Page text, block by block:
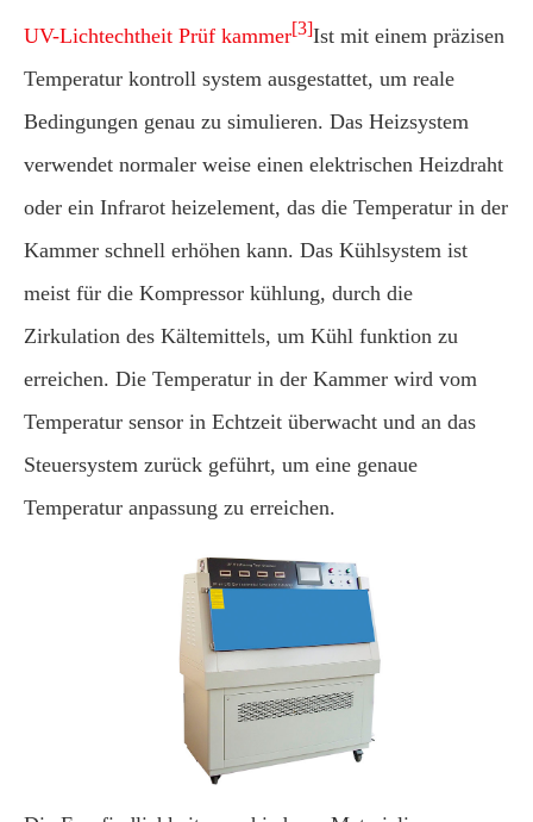
UV-Lichtechtheit Prüf kammer[3]Ist mit einem präzisen
Temperatur kontroll system ausgestattet, um reale
Bedingungen genau zu simulieren. Das Heizsystem
verwendet normaler weise einen elektrischen Heizdraht
oder ein Infrarot heizelement, das die Temperatur in der
Kammer schnell erhöhen kann. Das Kühlsystem ist
meist für die Kompressor kühlung, durch die
Zirkulation des Kältemittels, um Kühl funktion zu
erreichen. Die Temperatur in der Kammer wird vom
Temperatur sensor in Echtzeit überwacht und an das
Steuersystem zurück geführt, um eine genaue
Temperatur anpassung zu erreichen.